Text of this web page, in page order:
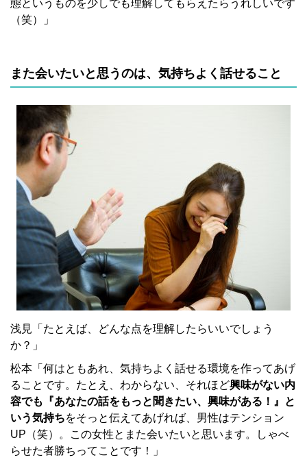
態というものを少しでも理解してもらえたらうれしいです
（笑）」
また会いたいと思うのは、気持ちよく話せること
浅見「たとえば、どんな点を理解したらいいでしょう
か？」
松本「何はともあれ、気持ちよく話せる環境を作ってあげ
ることです。たとえ、わからない、それほど興味がない内
容でも『あなたの話をもっと聞きたい、興味がある！』と
いう気持ちをそっと伝えてあげれば、男性はテンション
UP（笑）。この女性とまた会いたいと思います。しゃべ
らせた者勝ちってことです！」